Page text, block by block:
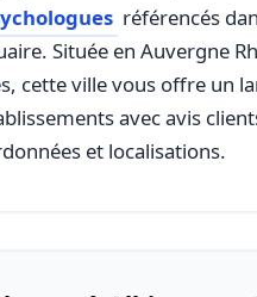
référencés
Située en Auvergne
cette ville vous offre un
avec avis
et localisations.